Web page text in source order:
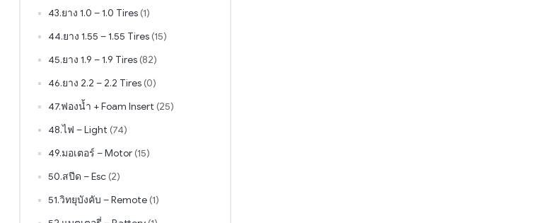
43.ยาง 1.0 – 1.0 Tires (1)
44.ยาง 1.55 – 1.55 Tires (15)
45.ยาง 1.9 – 1.9 Tires (82)
46.ยาง 2.2 – 2.2 Tires (0)
47.ฟองน้ำ + Foam Insert (25)
48.ไฟ – Light (74)
49.มอเตอร์ – Motor (15)
50.สปีด – Esc (2)
51.วิทยุบังคับ – Remote (1)